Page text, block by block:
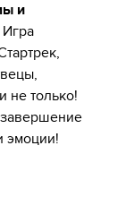
и
не только!
эмоции!